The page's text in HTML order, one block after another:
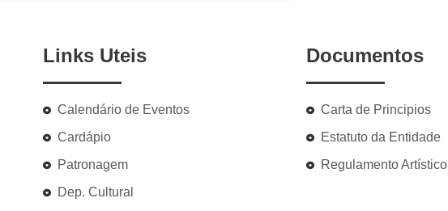
Links Uteis
Calendário de Eventos
Cardápio
Patronagem
Dep. Cultural
Documentos
Carta de Principios
Estatuto da Entidade
Regulamento Artístico